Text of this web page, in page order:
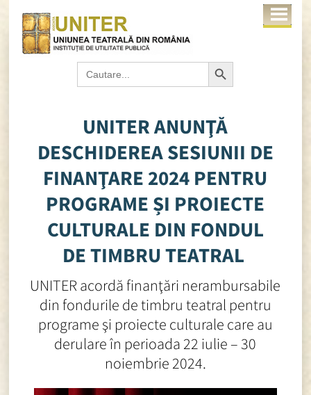
Search
for:
Search Button
UNITER ANUNŢĂ
DESCHIDEREA SESIUNII DE
FINANŢARE 2024 PENTRU
PROGRAME ȘI PROIECTE
CULTURALE DIN FONDUL
DE TIMBRU TEATRAL
UNITER acordă finanţări nerambursabile
din fondurile de timbru teatral pentru
programe şi proiecte culturale care au
derulare în perioada 22 iulie – 30
noiembrie 2024.